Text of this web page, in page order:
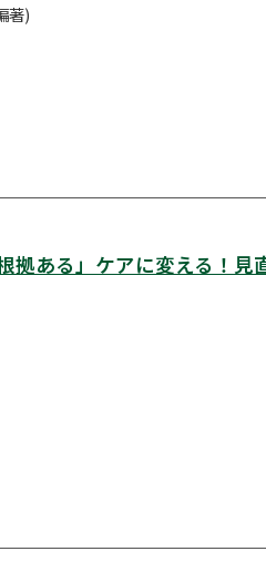
著)
拠ある」ケアに変える！